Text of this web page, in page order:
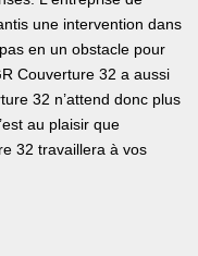
une intervention dans
en un obstacle pour
Couverture 32 a aussi
32 n’attend donc plus
au plaisir que
32 travaillera à vos